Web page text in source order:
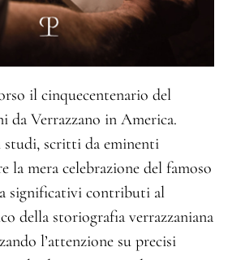
il cinquecentenario del
da Verrazzano in America.
studi, scritti da eminenti
la mera celebrazione del famoso
significativi contributi al
della storiografia verrazzaniana
l’attenzione su precisi